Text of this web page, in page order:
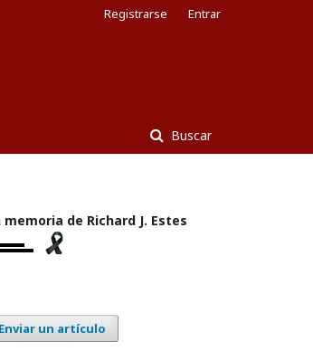
Buscar
Registrarse Entrar
memoria de Richard J. Estes
Enviar un artículo